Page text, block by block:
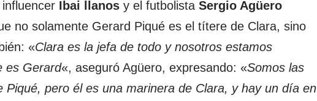
Ibai llanos y el futbolista Sergio Agüero
no solamente Gerard Piqué es el títere de Clara, sino
«Clara es la jefa de todo y nosotros estamos
es Gerard«, aseguró Agüero, expresando: «Somos las
Piqué, pero él es una marinera de Clara, y hay un día en